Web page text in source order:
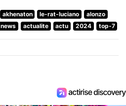
akhenaton le-rat-luciano
alonzo
news actualite actu 2024 top-7